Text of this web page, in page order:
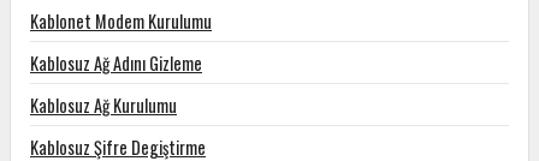
Kablonet Modem Kurulumu
Kablosuz Ağ Adını Gizleme
Kablosuz Ağ Kurulumu
Kablosuz Şifre Degiştirme